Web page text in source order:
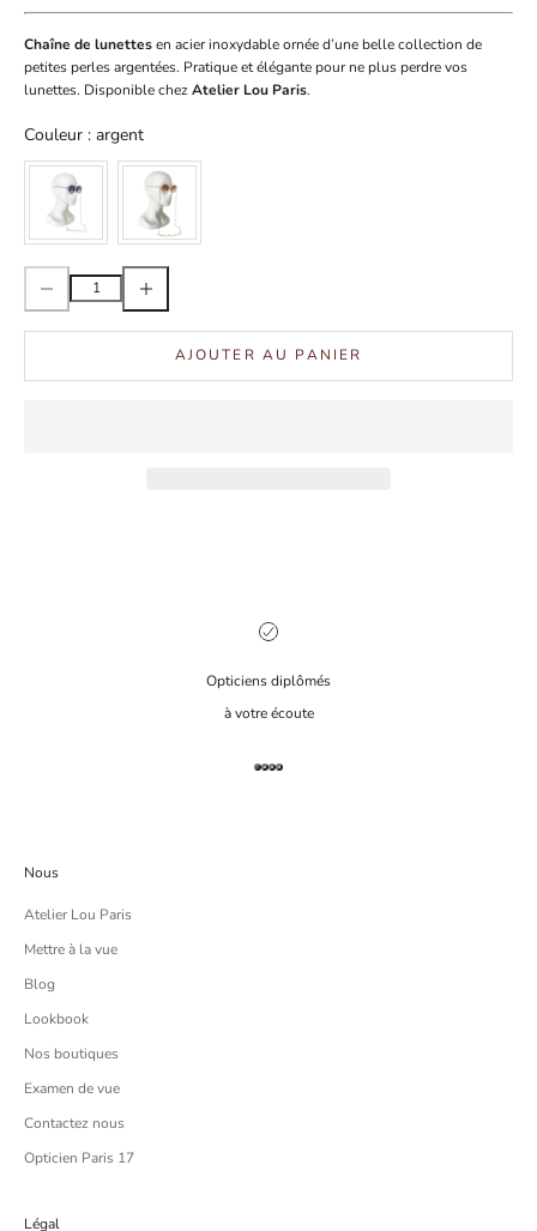
Chaîne de lunettesen acier inoxydable ornée d’une belle collection de
petites perles argentées. Pratique et élégante pour ne plus perdre vos
lunettes. Disponible chezAtelier Lou Paris.
Couleur : argentCouleur
Diminuer la quantité
AJOUTER AU PANIER
Opticiens diplômés
à votre écoute
Aller à l'élément 1
Aller à l'élément 2
Aller à l'élément 3
Aller à l'élément 4
Nous
Atelier Lou Paris
Mettre à la vue
Blog
Lookbook
Nos boutiques
Examen de vue
Contactez nous
Opticien Paris 17
Légal